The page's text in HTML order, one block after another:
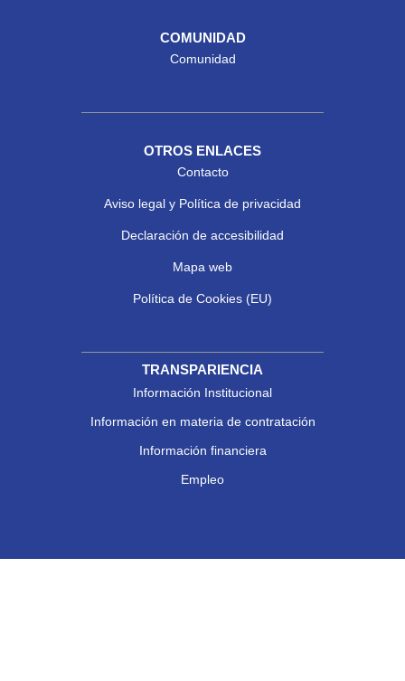
COMUNIDAD
Comunidad
OTROS ENLACES
Contacto
Aviso legal y Política de privacidad
Declaración de accesibilidad
Mapa web
Política de Cookies (EU)
TRANSPARIENCIA
Información Institucional
Información en materia de contratación
Información financiera
Empleo